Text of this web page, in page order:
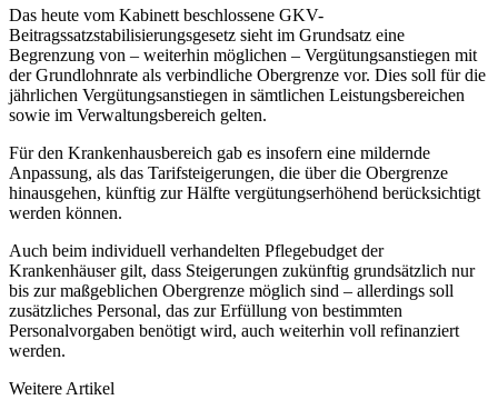
Das heute vom Kabinett beschlossene GKV-
Beitragssatzstabilisierungsgesetz sieht im Grundsatz eine
Begrenzung von – weiterhin möglichen – Vergütungsanstiegen mit
der Grundlohnrate als verbindliche Obergrenze vor. Dies soll für die
jährlichen Vergütungsanstiegen in sämtlichen Leistungsbereichen
sowie im Verwaltungsbereich gelten.
Für den Krankenhausbereich gab es insofern eine mildernde
Anpassung, als das Tarifsteigerungen, die über die Obergrenze
hinausgehen, künftig zur Hälfte vergütungserhöhend berücksichtigt
werden können.
Auch beim individuell verhandelten Pflegebudget der
Krankenhäuser gilt, dass Steigerungen zukünftig grundsätzlich nur
bis zur maßgeblichen Obergrenze möglich sind – allerdings soll
zusätzliches Personal, das zur Erfüllung von bestimmten
Personalvorgaben benötigt wird, auch weiterhin voll refinanziert
werden.
Weitere Artikel